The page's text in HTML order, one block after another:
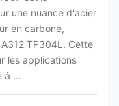
une nuance d'acier
en carbone,
TP304L. Cette
les applications
à ...